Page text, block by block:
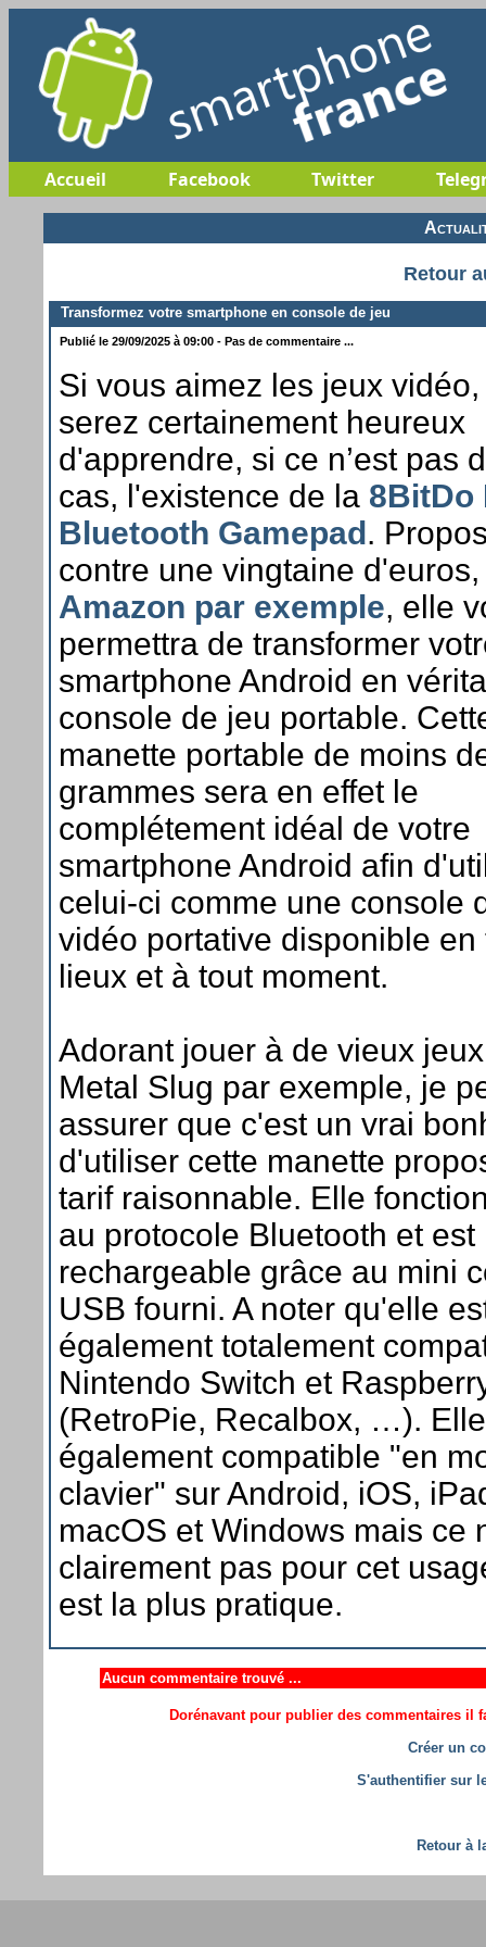
Accueil Facebook Twitter
Retour
Transformez votre smartphone en console de jeu
Publié le 29/09/2025 à 09:00 - Pas de commentaire ...
Si vous aimez les jeux
serez certainement heureux
d'apprendre, si ce n’est pas
cas, l'existence de la 8BitDo
Bluetooth Gamepad.
contre une vingtaine
Amazon par exemple, elle
permettra de transformer
smartphone Android en
console de jeu portable.
manette portable de moins
grammes sera en effet le
complétement idéal de votre
smartphone Android afin
celui-ci comme une console
vidéo portative disponible en
lieux et à tout moment.
Adorant jouer à de vieux
Metal Slug par exemple, je
assurer que c'est un vrai
d'utiliser cette manette
tarif raisonnable. Elle
au protocole Bluetooth et est
rechargeable grâce au mini
USB fourni. A noter qu'elle
également totalement
Nintendo Switch et
(RetroPie, Recalbox, …).
également compatible "en
clavier" sur Android, iOS,
macOS et Windows mais ce
clairement pas pour cet
est la plus pratique.
Aucun commentaire trouvé ...
Dorénavant pour publier des commentaires il
Créer un
S'authentifier sur
Retour à